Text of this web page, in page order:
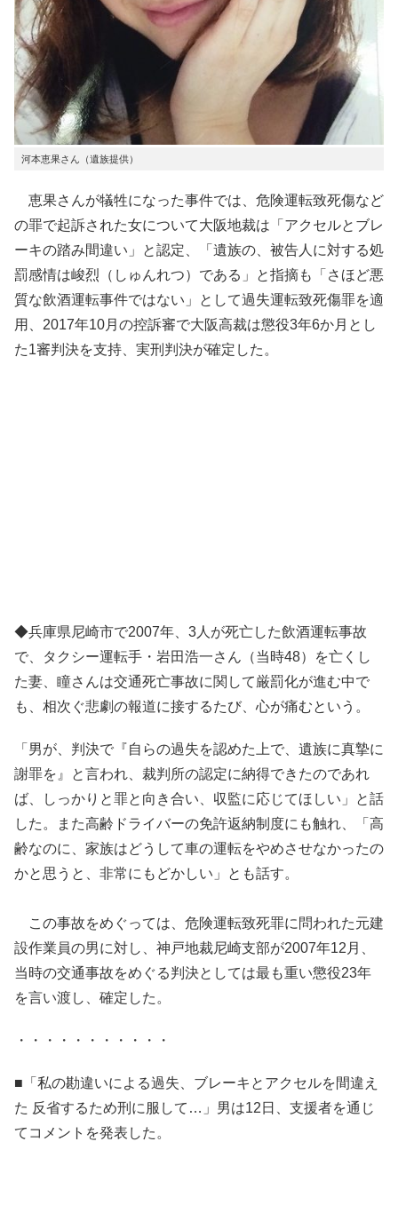
河本恵果さん（遺族提供）
恵果さんが犠牲になった事件では、危険運転致死傷など
の罪で起訴された女について大阪地裁は「アクセルとブレ
ーキの踏み間違い」と認定、「遺族の、被告人に対する処
罰感情は峻烈（しゅんれつ）である」と指摘も「さほど悪
質な飲酒運転事件ではない」として過失運転致死傷罪を適
用、2017年10月の控訴審で大阪高裁は懲役3年6か月とし
た1審判決を支持、実刑判決が確定した。
◆兵庫県尼崎市で2007年、3人が死亡した飲酒運転事故
で、タクシー運転手・岩田浩一さん（当時48）を亡くし
た妻、瞳さんは交通死亡事故に関して厳罰化が進む中で
も、相次ぐ悲劇の報道に接するたび、心が痛むという。
「男が、判決で『自らの過失を認めた上で、遺族に真摯に
謝罪を』と言われ、裁判所の認定に納得できたのであれ
ば、しっかりと罪と向き合い、収監に応じてほしい」と話
した。また高齢ドライバーの免許返納制度にも触れ、「高
齢なのに、家族はどうして車の運転をやめさせなかったの
かと思うと、非常にもどかしい」とも話す。
この事故をめぐっては、危険運転致死罪に問われた元建
設作業員の男に対し、神戸地裁尼崎支部が2007年12月、
当時の交通事故をめぐる判決としては最も重い懲役23年
を言い渡し、確定した。
・・・・・・・・・・・
■「私の勘違いによる過失、ブレーキとアクセルを間違え
た 反省するため刑に服して…」男は12日、支援者を通じ
てコメントを発表した。